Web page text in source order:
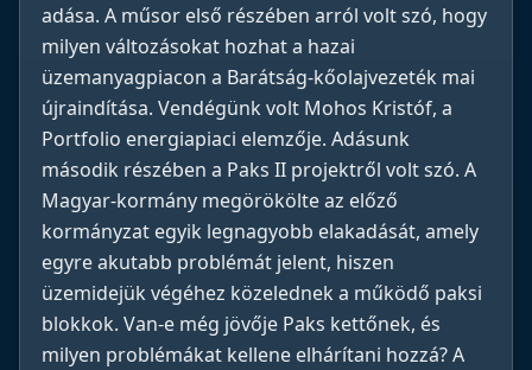
adása. A műsor első részében arról volt szó, hogy
milyen változásokat hozhat a hazai
üzemanyagpiacon a Barátság-kőolajvezeték mai
újraindítása. Vendégünk volt Mohos Kristóf, a
Portfolio energiapiaci elemzője. Adásunk
második részében a Paks II projektről volt szó. A
Magyar-kormány megörökölte az előző
kormányzat egyik legnagyobb elakadását, amely
egyre akutabb problémát jelent, hiszen
üzemidejük végéhez közelednek a működő paksi
blokkok. Van-e még jövője Paks kettőnek, és
milyen problémákat kellene elhárítani hozzá? A